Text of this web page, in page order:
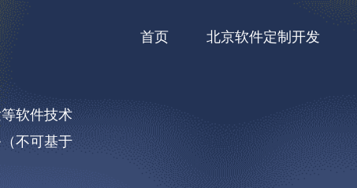
首页 北京软件定制开发
软件技术
不可基于